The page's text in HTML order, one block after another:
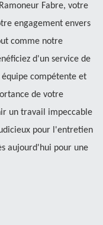
Fabre, votre
engagement envers
comme notre
d'un service de
compétente et
de votre
un travail impeccable
pour l'entretien
aujourd'hui pour une